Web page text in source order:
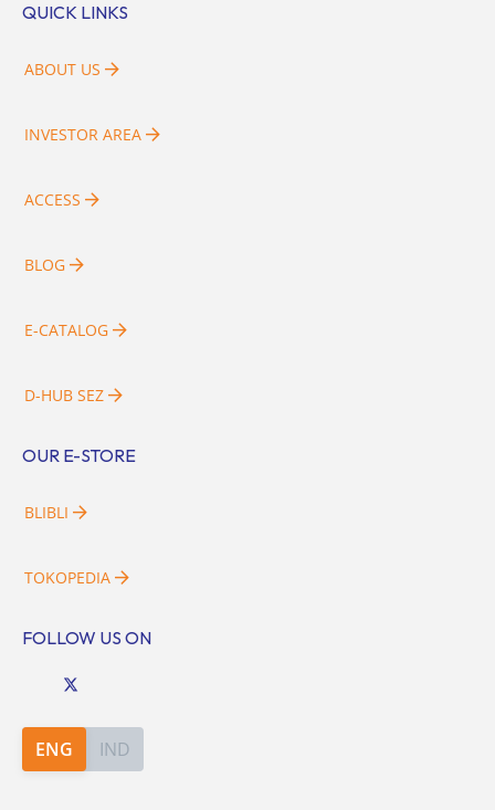
QUICK LINKS
ABOUT US
INVESTOR AREA
ACCESS
BLOG
E-CATALOG
D-HUB SEZ
OUR E-STORE
BLIBLI
TOKOPEDIA
FOLLOW US ON
ENG IND